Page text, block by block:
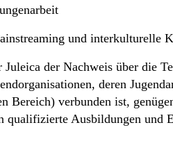
und interkulturelle
der Nachweis über die
deren
Bereich) verbunden ist,
qualifizierte Ausbildungen und